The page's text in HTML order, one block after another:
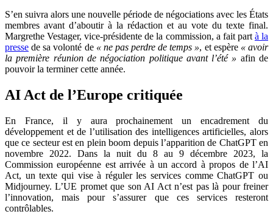
S’en suivra alors une nouvelle période de négociations avec les États
membres avant d’aboutir à la rédaction et au vote du texte final.
Margrethe Vestager, vice-présidente de la commission, a fait part à la
presse de sa volonté de « ne pas perdre de temps », et espère« avoir
la première réunion de négociation politique avant l’été » afin de
pouvoir la terminer cette année.
AI Act de l’Europe critiquée
En France, il y aura prochainement un encadrement du
développement et de l’utilisation des intelligences artificielles, alors
que ce secteur est en plein boom depuis l’apparition de ChatGPT en
novembre 2022. Dans la nuit du 8 au 9 décembre 2023, la
Commission européenne est arrivée à un accord à propos de l’AI
Act, un texte qui vise à réguler les services comme ChatGPT ou
Midjourney. L’UE promet que son AI Act n’est pas là pour freiner
l’innovation, mais pour s’assurer que ces services resteront
contrôlables.